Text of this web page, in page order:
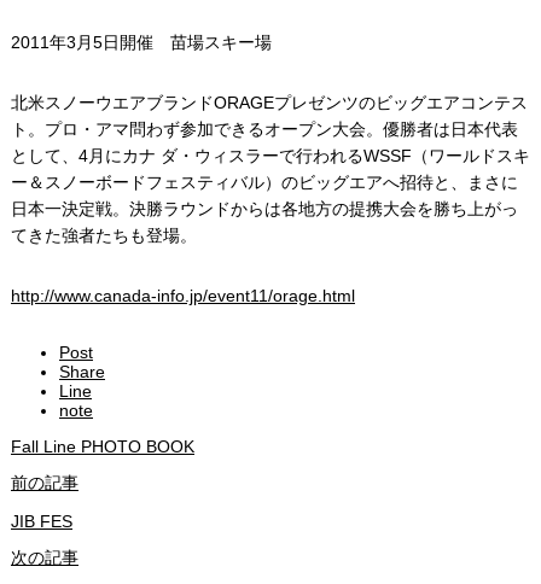
2011年3月5日開催 苗場スキー場
北米スノーウエアブランドORAGEプレゼンツのビッグエアコンテス
ト。プロ・アマ問わず参加できるオープン大会。優勝者は日本代表
として、4月にカナ ダ・ウィスラーで行われるWSSF（ワールドスキ
ー＆スノーボードフェスティバル）のビッグエアへ招待と、まさに
日本一決定戦。決勝ラウンドからは各地方の提携大会を勝ち上がっ
てきた強者たちも登場。
http://www.canada-info.jp/event11/orage.html
Post
Share
Line
note
Fall Line PHOTO BOOK
前の記事
JIB FES
次の記事